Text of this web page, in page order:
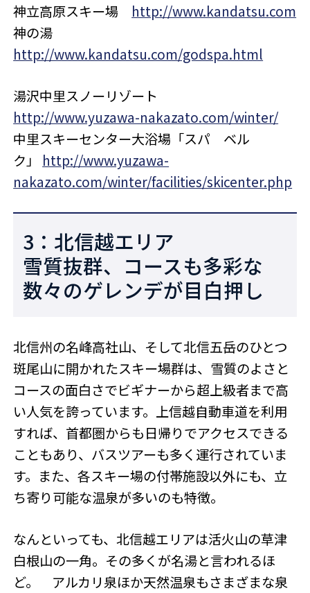
神立高原スキー場 http://www.kandatsu.com
神の湯
http://www.kandatsu.com/godspa.html
湯沢中里スノーリゾート
http://www.yuzawa-nakazato.com/winter/
中里スキーセンター大浴場「スパ ベル
ク」 http://www.yuzawa-
nakazato.com/winter/facilities/skicenter.php
3：北信越エリア
雪質抜群、コースも多彩な
数々のゲレンデが目白押し
北信州の名峰高社山、そして北信五岳のひとつ
斑尾山に開かれたスキー場群は、雪質のよさと
コースの面白さでビギナーから超上級者まで高
い人気を誇っています。上信越自動車道を利用
すれば、首都圏からも日帰りでアクセスできる
こともあり、バスツアーも多く運行されていま
す。また、各スキー場の付帯施設以外にも、立
ち寄り可能な温泉が多いのも特徴。
なんといっても、北信越エリアは活火山の草津
白根山の一角。その多くが名湯と言われるほ
ど。 アルカリ泉ほか天然温泉もさまざまな泉